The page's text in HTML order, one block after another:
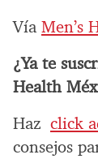
Vía Men’s
¿Ya te
Health
Haz click
consejos